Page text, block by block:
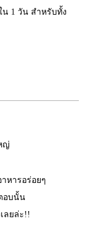
น 1 วัน สำหรับทั้ง
ญ่
หารอร่อยๆ
อบนั้น
ลยล่ะ!!